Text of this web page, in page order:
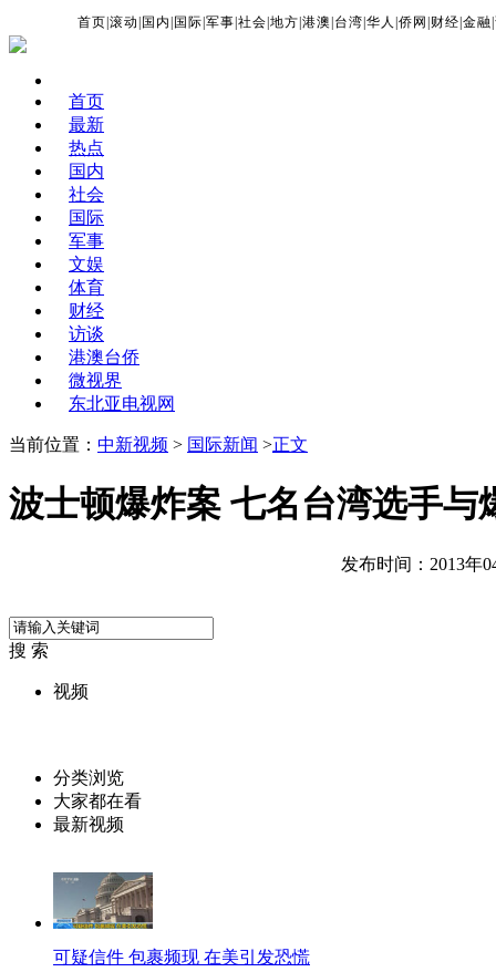
首页 |滚动 国内 国际 |军事 |社会 |地方 |港澳 台湾 |华人 |侨网 财经 |金融 |
首页
最新
热点
国内
社会
国际
军事
文娱
体育
财经
访谈
港澳台侨
微视界
东北亚电视网
当前位置： 中新视频 > 国际新闻 >正文
波士顿爆炸案 七名台湾选手与
发布时间：2013年
搜 索
视频
分类浏览
大家都在看
最新视频
可疑信件 包裹频现 在美引发恐慌